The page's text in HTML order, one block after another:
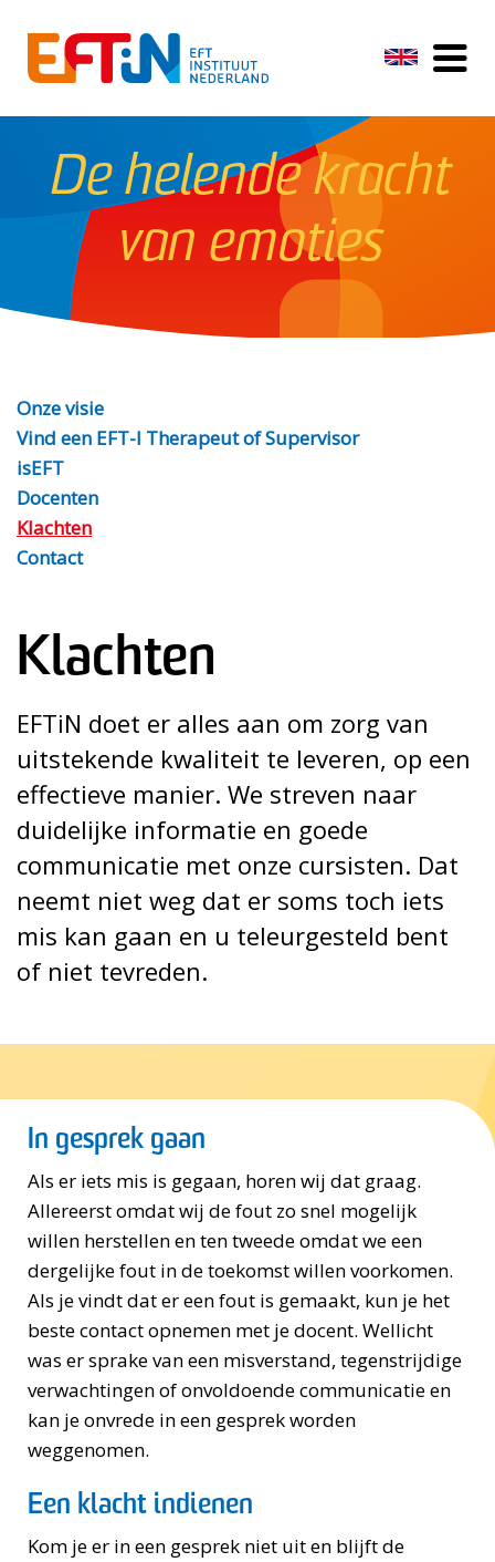
De helende kracht
van emoties
Onze visie
Vind een EFT-I Therapeut of Supervisor
isEFT
Docenten
Klachten
Contact
Klachten
EFTiN doet er alles aan om zorg van
uitstekende kwaliteit te leveren, op een
effectieve manier. We streven naar
duidelijke informatie en goede
communicatie met onze cursisten. Dat
neemt niet weg dat er soms toch iets
mis kan gaan en u teleurgesteld bent
of niet tevreden.
In gesprek gaan
Als er iets mis is gegaan, horen wij dat graag.
Allereerst omdat wij de fout zo snel mogelijk
willen herstellen en ten tweede omdat we een
dergelijke fout in de toekomst willen voorkomen.
Als je vindt dat er een fout is gemaakt, kun je het
beste contact opnemen met je docent. Wellicht
was er sprake van een misverstand, tegenstrijdige
verwachtingen of onvoldoende communicatie en
kan je onvrede in een gesprek worden
weggenomen.
Een klacht indienen
Kom je er in een gesprek niet uit en blijft de